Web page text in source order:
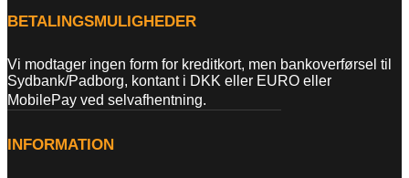
BETALINGSMULIGHEDER
Vi modtager ingen form for kreditkort, men bankoverførsel til
Sydbank/Padborg, kontant i DKK eller EURO eller
MobilePay ved selvafhentning.
INFORMATION